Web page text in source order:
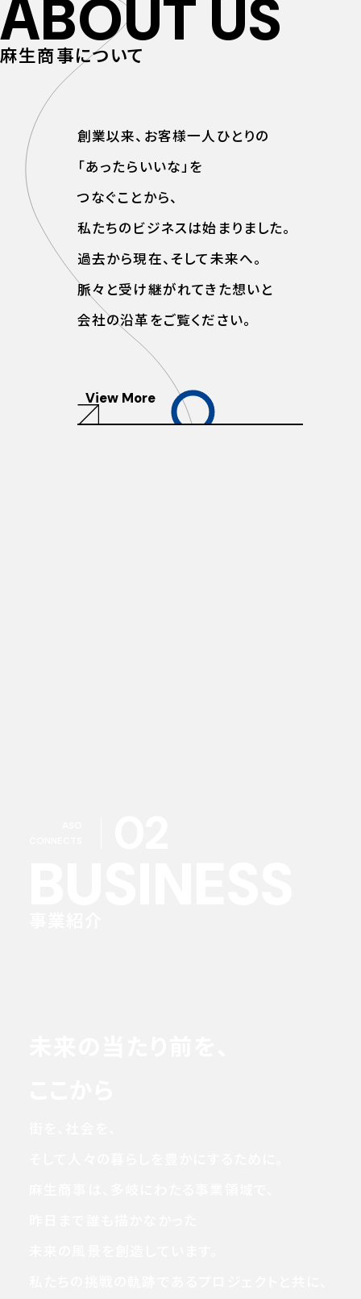
ABOUT US
麻生商事について
創業以来、お客様一人ひとりの
「あったらいいな」を
つなぐことから、
私たちのビジネスは始まりました。
過去から現在、そして未来へ。
脈々と受け継がれてきた想いと
会社の沿革をご覧ください。
View More